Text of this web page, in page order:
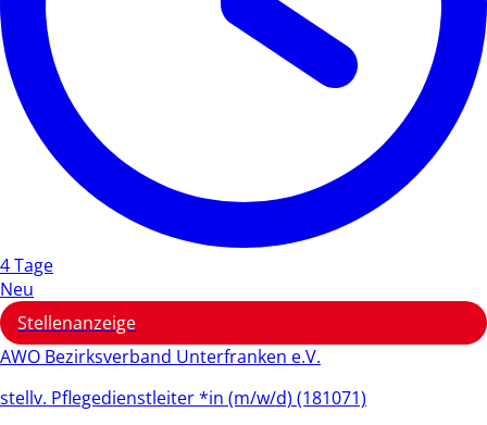
4 Tage
Neu
Stellenanzeige
AWO Bezirksverband Unterfranken e.V.
stellv. Pflegedienstleiter *in (m/w/d) (181071)